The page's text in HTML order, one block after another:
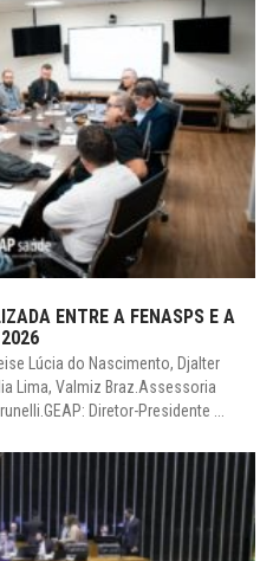
ENTRE A FENASPS E A
Lúcia do Nascimento, Djalter
Lima, Valmiz Braz.Assessoria
Diretor-Presidente ...